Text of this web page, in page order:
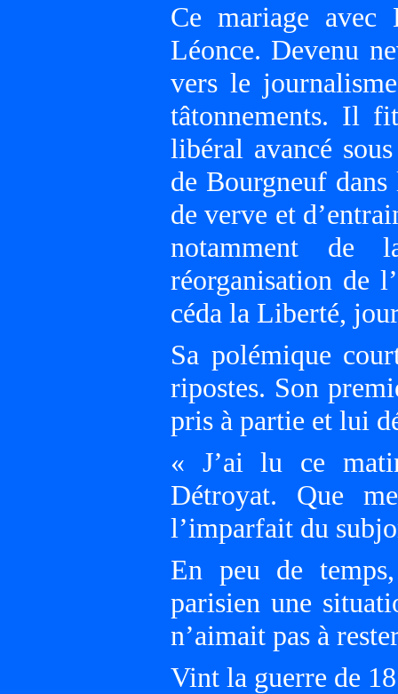
Ce mariage
Léonce. Devenu
vers le
tâtonnements. Il
libéral avancé
de Bourgneuf
de verve et
notamment de
réorganisation de
céda la Liberté,
Sa polémique
ripostes. Son
pris à partie et lui
« J’ai lu ce
Détroyat. Que
l’imparfait du
En peu de
parisien une
n’aimait pas à
Vint la guerre de